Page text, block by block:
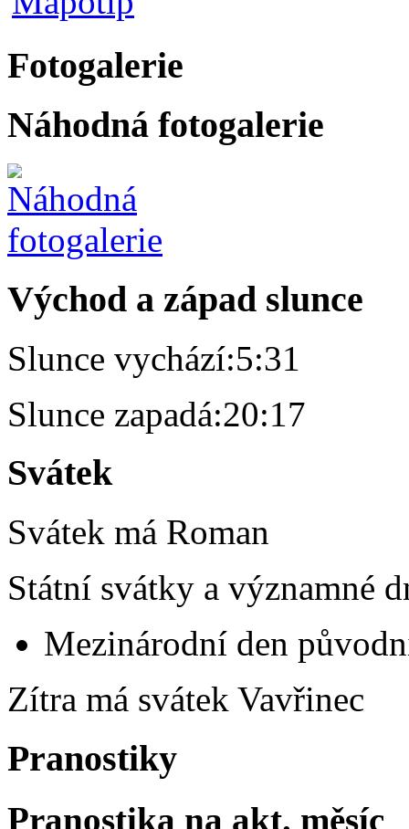
Fotogalerie
Náhodná fotogalerie
Východ a západ slunce
Slunce vychází:5:31
Slunce zapadá:20:17
Svátek
Svátek má Roman
Státní svátky a významné
Mezinárodní den
Zítra má svátek Vavřinec
Pranostiky
Pranostika na akt. měsíc